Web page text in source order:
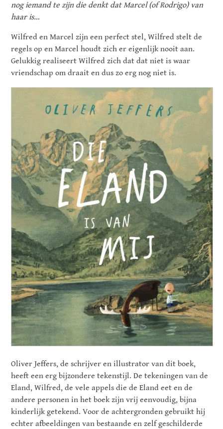
nog iemand te zijn die denkt dat Marcel (of Rodrigo) van
haar is…
Wilfred en Marcel zijn een perfect stel, Wilfred stelt de
regels op en Marcel houdt zich er eigenlijk nooit aan.
Gelukkig realiseert Wilfred zich dat dat niet is waar
vriendschap om draait en dus zo erg nog niet is.
Oliver Jeffers, de schrijver en illustrator van dit boek,
heeft een erg bijzondere tekenstijl. De tekeningen van de
Eland, Wilfred, de vele appels die de Eland eet en de
andere personen in het boek zijn vrij eenvoudig, bijna
kinderlijk getekend. Voor de achtergronden gebruikt hij
echter afbeeldingen van bestaande en zelf geschilderde